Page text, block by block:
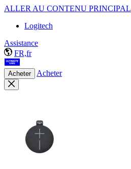
ALLER AU CONTENU PRINCIPAL
Logitech
Assistance
FR,fr
Acheter Acheter